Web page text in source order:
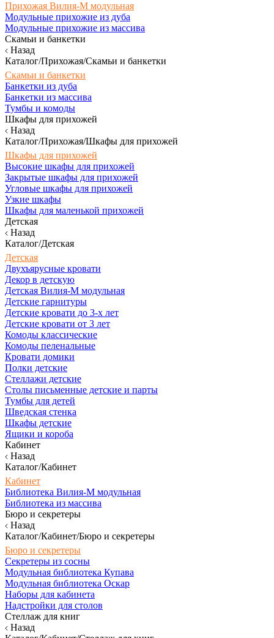
Прихожая Вилия-М модульная
Модульные прихожие из дуба
Модульные прихожие из массива
Скамьи и банкетки
Назад
Каталог/Прихожая/Скамьи и банкетки
Скамьи и банкетки
Банкетки из дуба
Банкетки из массива
Тумбы и комоды
Шкафы для прихожей
Назад
Каталог/Прихожая/Шкафы для прихожей
Шкафы для прихожей
Высокие шкафы для прихожей
Закрытые шкафы для прихожей
Угловые шкафы для прихожей
Узкие шкафы
Шкафы для маленькой прихожей
Детская
Назад
Каталог/Детская
Детская
Двухъярусные кровати
Декор в детскую
Детская Вилия-М модульная
Детские гарнитуры
Детские кровати до 3-х лет
Детские кровати от 3 лет
Комоды классические
Комоды пеленальные
Кровати домики
Полки детские
Стеллажи детские
Столы письменные детские и парты
Тумбы для детей
Шведская стенка
Шкафы детские
Ящики и короба
Кабинет
Назад
Каталог/Кабинет
Кабинет
Библиотека Вилия-М модульная
Библиотека из массива
Бюро и секретеры
Назад
Каталог/Кабинет/Бюро и секретеры
Бюро и секретеры
Секретеры из сосны
Модульная библиотека Купава
Модульная библиотека Оскар
Наборы для кабинета
Надстройки для столов
Стеллаж для книг
Назад